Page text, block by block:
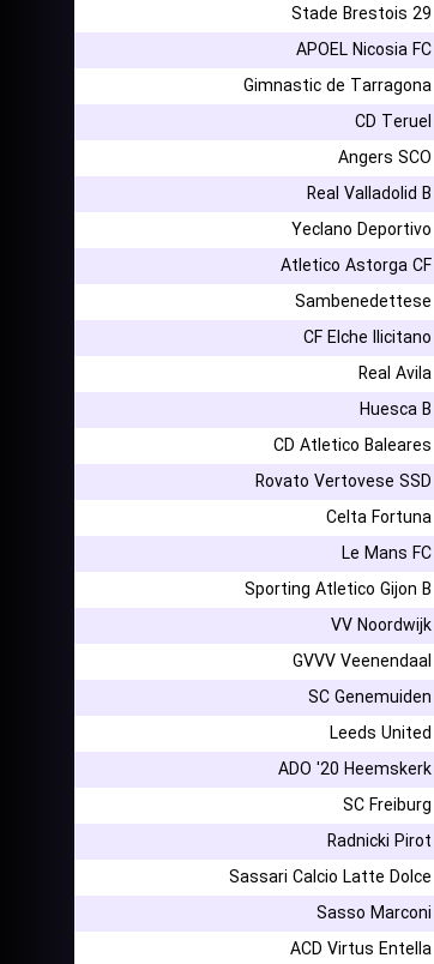
Stade Brestois 29
APOEL Nicosia FC
Gimnastic de Tarragona
CD Teruel
Angers SCO
Real Valladolid B
Yeclano Deportivo
Atletico Astorga CF
Sambenedettese
CF Elche Ilicitano
Real Avila
Huesca B
CD Atletico Baleares
Rovato Vertovese SSD
Celta Fortuna
Le Mans FC
Sporting Atletico Gijon B
VV Noordwijk
GVVV Veenendaal
SC Genemuiden
Leeds United
ADO '20 Heemskerk
SC Freiburg
Radnicki Pirot
Sassari Calcio Latte Dolce
Sasso Marconi
ACD Virtus Entella